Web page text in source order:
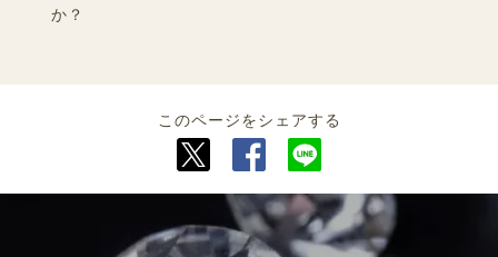
か？
このページをシェアする